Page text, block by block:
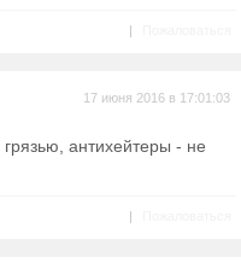
|
17 июня 2016 в 17:01:03
антихейтеры - не
|